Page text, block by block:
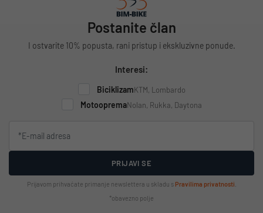
Postanite član
I ostvarite 10% popusta, rani pristup i ekskluzivne ponude.
Interesi:
BiciklizamKTM, Lombardo
MotoopremaNolan, Rukka, Daytona
PRIJAVI SE
Prijavom prihvaćate primanje newslettera u skladu s Pravilima privatnosti
*obavezno polje